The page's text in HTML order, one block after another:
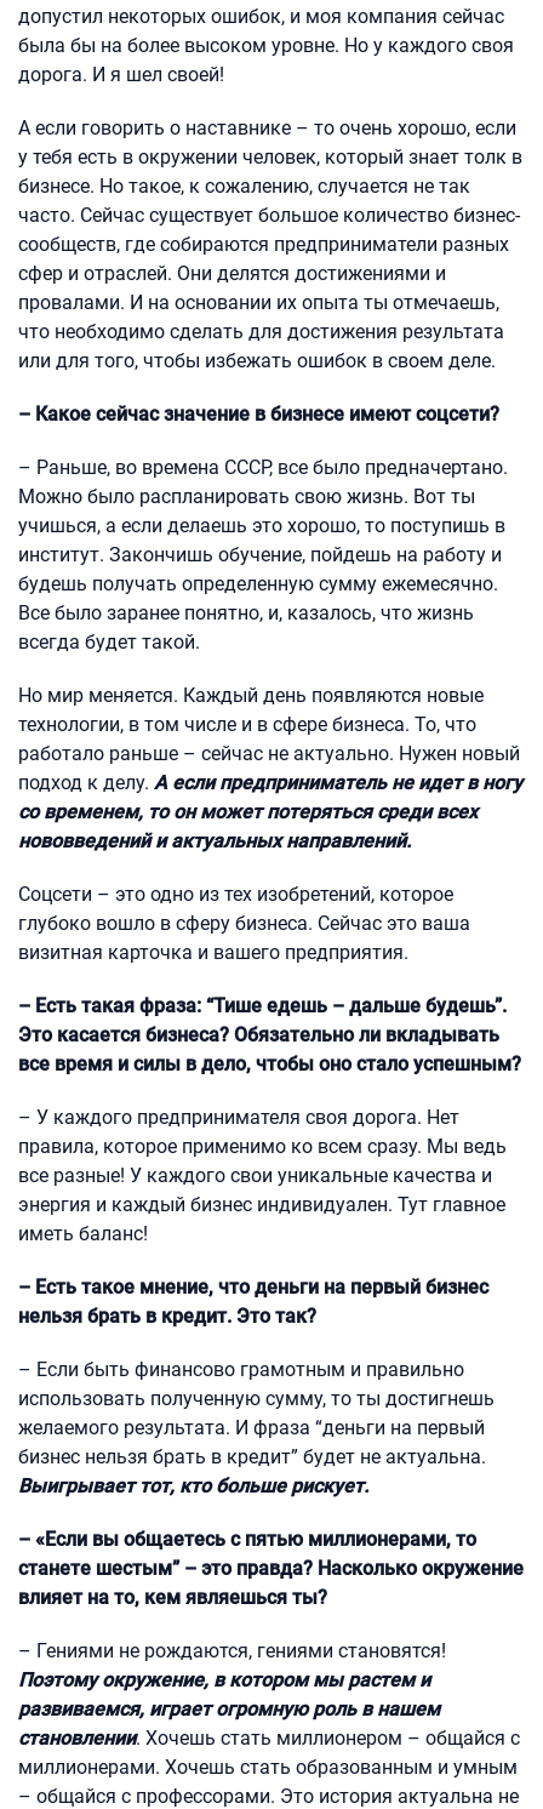
допустил некоторых ошибок, и моя компания сейчас
была бы на более высоком уровне. Но у каждого своя
дорога. И я шел своей!
А если говорить о наставнике – то очень хорошо, если
у тебя есть в окружении человек, который знает толк в
бизнесе. Но такое, к сожалению, случается не так
часто. Сейчас существует большое количество бизнес-
сообществ, где собираются предприниматели разных
сфер и отраслей. Они делятся достижениями и
провалами. И на основании их опыта ты отмечаешь,
что необходимо сделать для достижения результата
или для того, чтобы избежать ошибок в своем деле.
– Какое сейчас значение в бизнесе имеют соцсети?
– Раньше, во времена СССР, все было предначертано.
Можно было распланировать свою жизнь. Вот ты
учишься, а если делаешь это хорошо, то поступишь в
институт. Закончишь обучение, пойдешь на работу и
будешь получать определенную сумму ежемесячно.
Все было заранее понятно, и, казалось, что жизнь
всегда будет такой.
Но мир меняется. Каждый день появляются новые
технологии, в том числе и в сфере бизнеса. То, что
работало раньше – сейчас не актуально. Нужен новый
подход к делу. А если предприниматель не идет в ногу
со временем, то он может потеряться среди всех
нововведений и актуальных направлений.
Соцсети – это одно из тех изобретений, которое
глубоко вошло в сферу бизнеса. Сейчас это ваша
визитная карточка и вашего предприятия.
– Есть такая фраза: “Тише едешь – дальше будешь”.
Это касается бизнеса? Обязательно ли вкладывать
все время и силы в дело, чтобы оно стало успешным?
– У каждого предпринимателя своя дорога. Нет
правила, которое применимо ко всем сразу. Мы ведь
все разные! У каждого свои уникальные качества и
энергия и каждый бизнес индивидуален. Тут главное
иметь баланс!
– Есть такое мнение, что деньги на первый бизнес
нельзя брать в кредит. Это так?
– Если быть финансово грамотным и правильно
использовать полученную сумму, то ты достигнешь
желаемого результата. И фраза “деньги на первый
бизнес нельзя брать в кредит” будет не актуальна.
Выигрывает тот, кто больше рискует.
– «Если вы общаетесь с пятью миллионерами, то
станете шестым” – это правда? Насколько окружение
влияет на то, кем являешься ты?
– Гениями не рождаются, гениями становятся!
Поэтому окружение, в котором мы растем и
развиваемся, играет огромную роль в нашем
становлении. Хочешь стать миллионером – общайся с
миллионерами. Хочешь стать образованным и умным
– общайся с профессорами. Это история актуальна не